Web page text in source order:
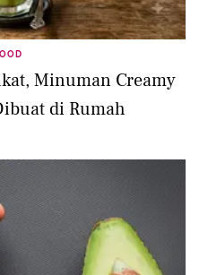
Minuman Creamy
di Rumah